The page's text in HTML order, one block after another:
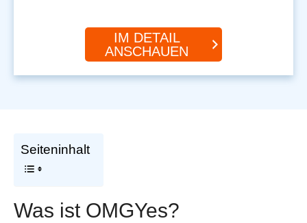
IM DETAIL
ANSCHAUEN
Seiteninhalt
Was ist OMGYes?